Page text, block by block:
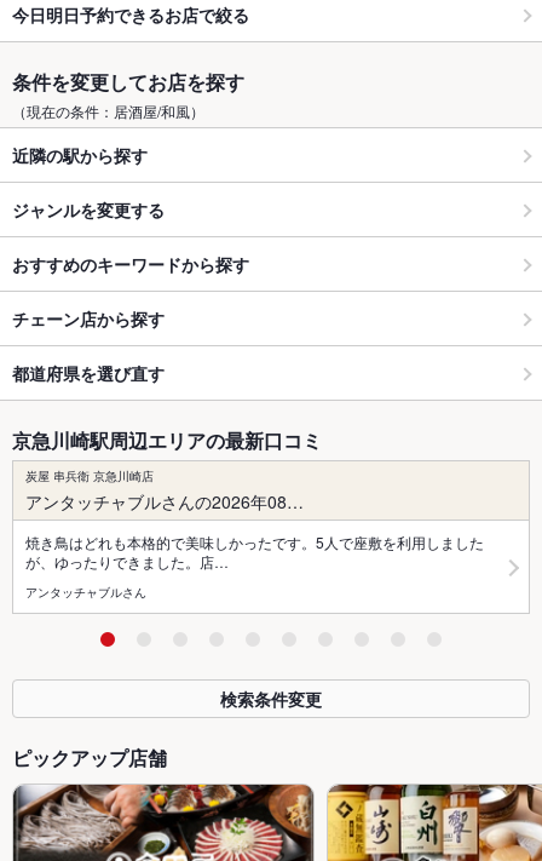
今日明日予約できるお店で絞る
条件を変更してお店を探す
（現在の条件：居酒屋/和風）
近隣の駅から探す
ジャンルを変更する
おすすめのキーワードから探す
チェーン店から探す
都道府県を選び直す
京急川崎駅周辺エリアの最新口コミ
炭屋 串兵衛 京急川崎店
アンタッチャブルさんの2026年08…
焼き鳥はどれも本格的で美味しかったです。5人で座敷を利用しました
が、ゆったりできました。店…
アンタッチャブルさん
検索条件変更
ピックアップ店舗